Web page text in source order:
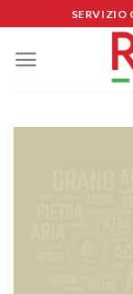
to
content
SERVIZIO